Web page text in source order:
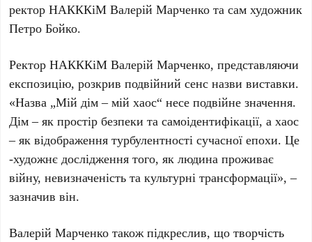
ректорНАКККіМ Валерій Марченко та сам художник
Петро Бойко.
РекторНАКККіМ Валерій Марченко, представляючи
експозицію, розкрив подвійний сенс назви виставки.
«Назва „Мій дім – мій хаос“ несе подвійне значення.
Дім – як простір безпеки та самоідентифікації, а хаос
– як відображення турбулентності сучасної епохи. Це
-художнє дослідження того, як людина проживає
війну, невизначеність та культурні трансформації», –
зазначив він.
Валерій Марченко також підкреслив, що творчість